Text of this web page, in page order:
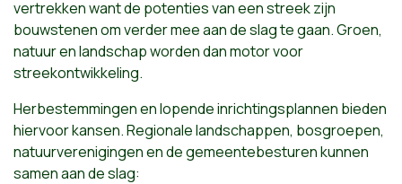
vertrekken want de potenties van een streek zijn
bouwstenen om verder mee aan de slag te gaan. Groen,
natuur en landschap worden dan motor voor
streekontwikkeling.
Herbestemmingen en lopende inrichtingsplannen bieden
hiervoor kansen. Regionale landschappen, bosgroepen,
natuurverenigingen en de gemeentebesturen kunnen
samen aan de slag: